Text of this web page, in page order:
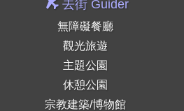
去街 Guider
無障礙餐廳
觀光旅遊
主題公園
休憩公園
宗教建築/博物館